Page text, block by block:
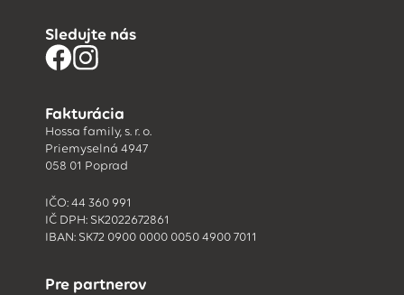
Sledujte nás
Fakturácia
Hossa family, s. r. o.
Priemyselná 4947
058 01 Poprad
IČO: 44 360 991
IČ DPH: SK2022672861
IBAN: SK72 0900 0000 0050 4900 7011
Pre partnerov